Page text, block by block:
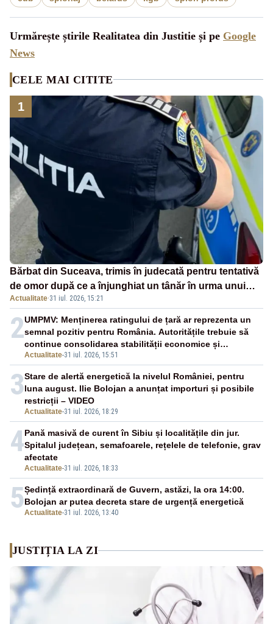
Urmărește știrile Realitatea din Justitie și pe Google
News
CELE MAI CITITE
1
Bărbat din Suceava, trimis în judecată pentru tentativă
de omor după ce a înjunghiat un tânăr în urma unui
conflict izbucnit
Actualitate·31 iul. 2026, 15:21
2
Actualitate-31 iul. 2026, 15:51
UMPMV: Menținerea ratingului de țară ar reprezenta un
semnal pozitiv pentru România. Autoritățile trebuie să
continue consolidarea stabilității economice și
financiare
3
Actualitate-31 iul. 2026, 18:29
Stare de alertă energetică la nivelul României, pentru
luna august. Ilie Bolojan a anunțat importuri și posibile
restricții – VIDEO
4
Actualitate-31 iul. 2026, 18:33
Pană masivă de curent în Sibiu și localitățile din jur.
Spitalul județean, semafoarele, rețelele de telefonie, grav
afectate
5Actualitate-31 iul. 2026, 13:40
Ședință extraordinară de Guvern, astăzi, la ora 14:00.
Bolojan ar putea decreta stare de urgență energetică
JUSTIȚIA LA ZI